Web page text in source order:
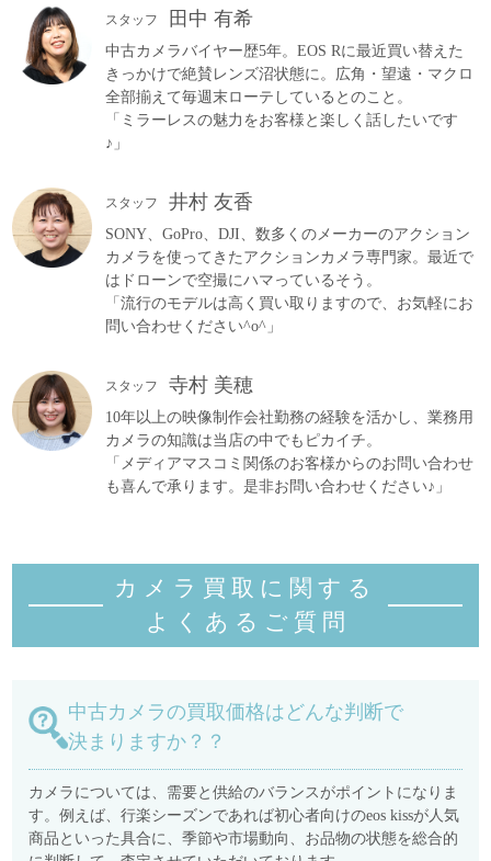
スタッフ 田中 有希
中古カメラバイヤー歴5年。EOS Rに最近買い替えた
きっかけで絶賛レンズ沼状態に。広角・望遠・マクロ
全部揃えて毎週末ローテしているとのこと。
「ミラーレスの魅力をお客様と楽しく話したいです
♪」
スタッフ 井村 友香
SONY、GoPro、DJI、数多くのメーカーのアクション
カメラを使ってきたアクションカメラ専門家。最近で
はドローンで空撮にハマっているそう。
「流行のモデルは高く買い取りますので、お気軽にお
問い合わせください^o^」
スタッフ 寺村 美穂
10年以上の映像制作会社勤務の経験を活かし、業務用
カメラの知識は当店の中でもピカイチ。
「メディアマスコミ関係のお客様からのお問い合わせ
も喜んで承ります。是非お問い合わせください♪」
カメラ買取に関する
よくあるご質 問
中古カメラの買取価格はどんな判断で
決まりますか？？
カメラについては、需要と供給のバランスがポイントになりま
す。例えば、行楽シーズンであれば初心者向けのeos kissが人気
商品といった具合に、季節や市場動向、お品物の状態を総合的